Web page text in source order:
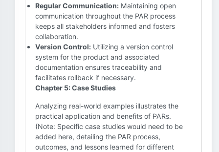
Regular Communication: Maintaining open
communication throughout the PAR process
keeps all stakeholders informed and fosters
collaboration.
Version Control: Utilizing a version control
system for the product and associated
documentation ensures traceability and
facilitates rollback if necessary.
Chapter 5: Case Studies
Analyzing real-world examples illustrates the
practical application and benefits of PARs.
(Note: Specific case studies would need to be
added here, detailing the PAR process,
outcomes, and lessons learned for different